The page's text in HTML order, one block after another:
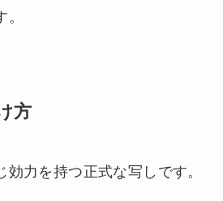
方
効力を持つ正式な写しです。